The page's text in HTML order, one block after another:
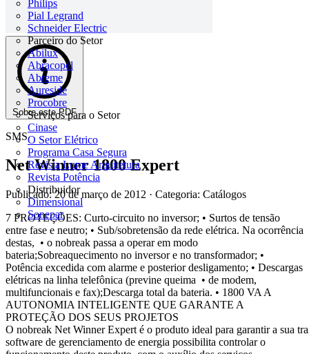
Philips
Pial Legrand
Schneider Electric
Parceiro do Setor
Abilux
Abracopel
Abreme
Aureside
Procobre
Serviços para o Setor
Cinase
O Setor Elétrico
Programa Casa Segura
Revista Lume Arquitetura
Revista Potência
Distribuidor
Dimensional
Sonepar
Sobre este PDF
SMS
Net Winner 1800 Expert
Publicado: 20 de março de 2012 · Categoria: Catálogos
7 PROTEÇÕES: Curto-circuito no inversor; • Surtos de tensão
entre fase e neutro; • Sub/sobretensão da rede elétrica. Na ocorrência
destas, • o nobreak passa a operar em modo
bateria;Sobreaquecimento no inversor e no transformador; •
Potência excedida com alarme e posterior desligamento; • Descargas
elétricas na linha telefônica (previne queima • de modem,
multifuncionais e fax);Descarga total da bateria. • 1800 VA A
AUTONOMIA INTELIGENTE QUE GARANTE A
PROTEÇÃO DOS SEUS PROJETOS
O nobreak Net Winner Expert é o produto ideal para garantir
software de gerenciamento de energia possibilita controlar o